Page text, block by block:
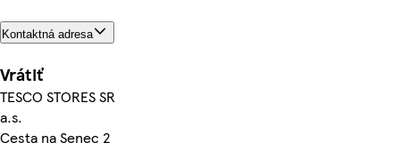
Kontaktná adresa
Vrátiť
TESCO STORES SR
a.s.
Cesta na Senec 2